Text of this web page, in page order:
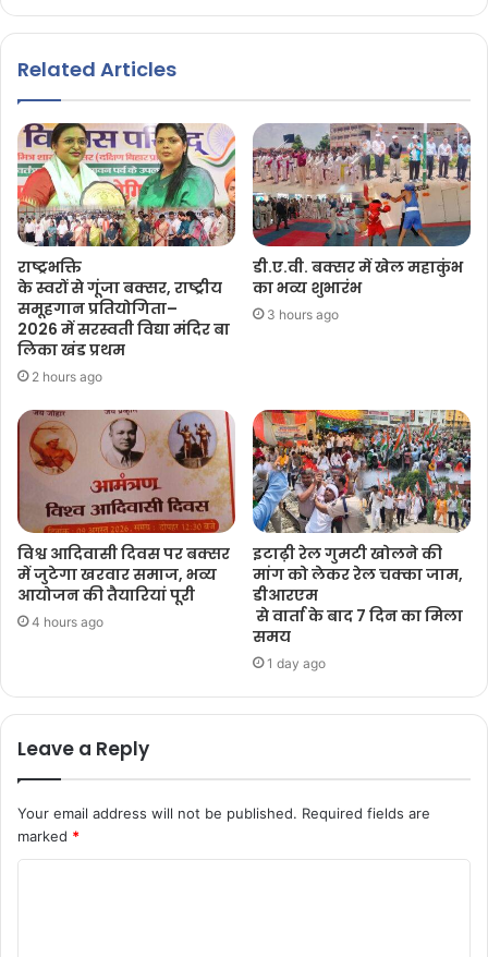
Related Articles
राष्ट्रभक्ति
के स्वरों से गूंजा बक्सर, राष्ट्रीय
समूहगान प्रतियोगिता–
2026 में सरस्वती विद्या मंदिर बा
लिका खंड प्रथम
2 hours ago
डी.ए.वी. बक्सर में खेल महाकुंभ
का भव्य शुभारंभ
3 hours ago
विश्व आदिवासी दिवस पर बक्सर
में जुटेगा खरवार समाज, भव्य
आयोजन की तैयारियां पूरी
4 hours ago
इटाढ़ी रेल गुमटी खोलने की
मांग को लेकर रेल चक्का जाम,
डीआरएम
से वार्ता के बाद 7 दिन का मिला
समय
1 day ago
Leave a Reply
Your email address will not be published. Required fields are
marked *